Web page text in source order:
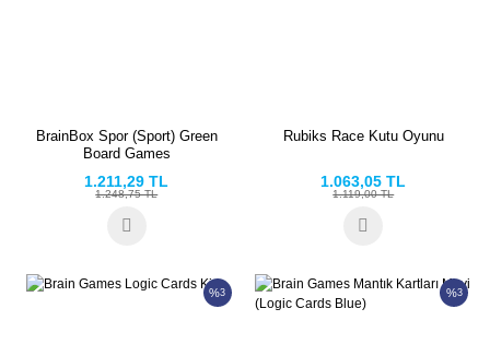
BrainBox Spor (Sport) Green
Board Games
1.211,29 TL
1.248,75 TL
Rubiks Race Kutu Oyunu
1.063,05 TL
1.119,00 TL
%3 %3